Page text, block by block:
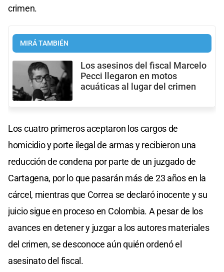
crimen.
MIRÁ TAMBIÉN
Los asesinos del fiscal Marcelo
Pecci llegaron en motos
acuáticas al lugar del crimen
Los cuatro primeros aceptaron los cargos de
homicidio y porte ilegal de armas y recibieron una
reducción de condena por parte de un juzgado de
Cartagena, por lo que pasarán más de 23 años en la
cárcel, mientras que Correa se declaró inocente y su
juicio sigue en proceso en Colombia. A pesar de los
avances en detener y juzgar a los autores materiales
del crimen, se desconoce aún quién ordenó el
asesinato del fiscal.